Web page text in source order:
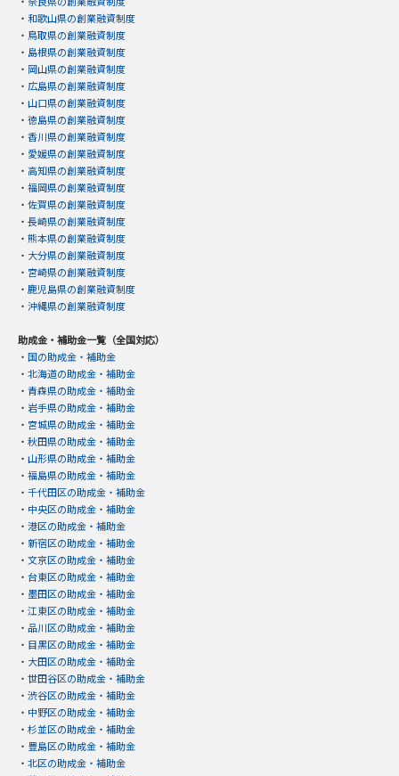
・ 和歌山県の創業融資制度
・ 鳥取県の創業融資制度
・ 島根県の創業融資制度
・ 岡山県の創業融資制度
・ 広島県の創業融資制度
・ 山口県の創業融資制度
・ 徳島県の創業融資制度
・ 香川県の創業融資制度
・ 愛媛県の創業融資制度
・ 高知県の創業融資制度
・ 福岡県の創業融資制度
・ 佐賀県の創業融資制度
・ 長崎県の創業融資制度
・ 熊本県の創業融資制度
・ 大分県の創業融資制度
・ 宮崎県の創業融資制度
・ 鹿児島県の創業融資制度
・ 沖縄県の創業融資制度
助成金・補助金一覧（全国対応）
・ 国の助成金・補助金
・ 北海道の助成金・補助金
・ 青森県の助成金・補助金
・ 岩手県の助成金・補助金
・ 宮城県の助成金・補助金
・ 秋田県の助成金・補助金
・ 山形県の助成金・補助金
・ 福島県の助成金・補助金
・ 千代田区の助成金・補助金
・ 中央区の助成金・補助金
・ 港区の助成金・補助金
・ 新宿区の助成金・補助金
・ 文京区の助成金・補助金
・ 台東区の助成金・補助金
・ 墨田区の助成金・補助金
・ 江東区の助成金・補助金
・ 品川区の助成金・補助金
・ 目黒区の助成金・補助金
・ 大田区の助成金・補助金
・ 世田谷区の助成金・補助金
・ 渋谷区の助成金・補助金
・ 中野区の助成金・補助金
・ 杉並区の助成金・補助金
・ 豊島区の助成金・補助金
・ 北区の助成金・補助金